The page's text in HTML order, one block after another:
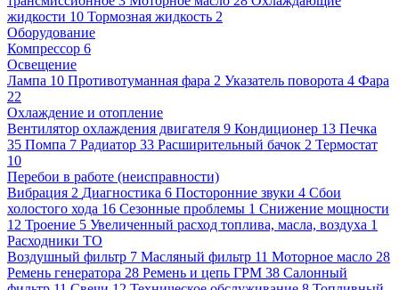
жидкости 10 Тормозная жидкость 2
Оборудование
Компрессор 6
Освещение
Лампа 10 Противотуманная фара 2 Указатель поворота 4 Фара
22
Охлаждение и отопление
Вентилятор охлаждения двигателя 9 Кондиционер 13 Печка
35 Помпа 7 Радиатор 33 Расширительный бачок 2 Термостат
10
Перебои в работе (неисправности)
Вибрация 2 Диагностика 6 Посторонние звуки 4 Сбои
холостого хода 16 Сезонные проблемы 1 Снижение мощности
12 Троение 5 Увеличенный расход топлива, масла, воздуха 1
Расходники ТО
Воздушный фильтр 7 Масляный фильтр 11 Моторное масло 28
Ремень генератора 28 Ремень и цепь ГРМ 38 Салонный